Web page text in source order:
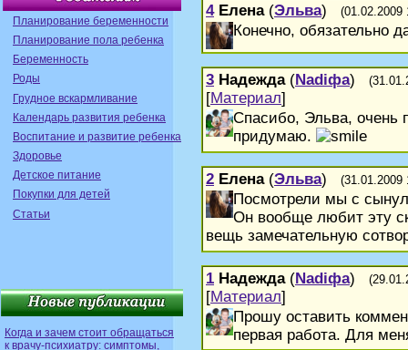
Планирование беременности
Планирование пола ребенка
Беременность
Роды
Грудное вскармливание
Календарь развития ребенка
Воспитание и развитие ребенка
Здоровье
Детское питание
Покупки для детей
Статьи
Когда и зачем стоит обращаться
к врачу-психиатру: симптомы,
4 Елена(Эльва) (01.02.2009
Конечно, обязательно
3 Надежда(Nadiфа)
[Материал]
Спасибо, Эльва, очень
придумаю.
2 Елена(Эльва) (31.01.2009
Посмотрели мы с
Он вообще любит эту
вещь замечательную
1 Надежда(Nadiфа)
[Материал]
Прошу оставить
первая работа. Для